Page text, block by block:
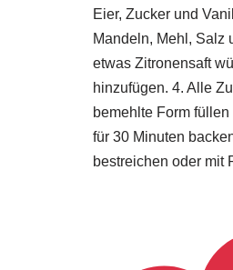
Eier, Zucker und
Mandeln, Mehl, Salz
etwas Zitronensaft
hinzufügen. 4. Alle
bemehlte Form
für 30 Minuten
bestreichen oder mit